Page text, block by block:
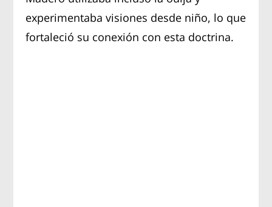
experimentaba visiones desde niño, lo que
fortaleció su conexión con esta doctrina.